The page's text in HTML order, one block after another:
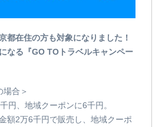
都在住の方も対象になりました！
なる『GO TOトラベルキャンペー
場合＞
円、地域クーポンに6千円。
額2万6千円で販売し、地域クーポ